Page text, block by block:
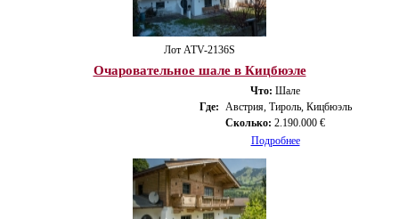
Лот ATV-2136S
Очаровательное шале в Кицбюэле
Что: Шале
Где: Австрия, Тироль, Кицбюэль
Сколько: 2.190.000 €
Подробнее